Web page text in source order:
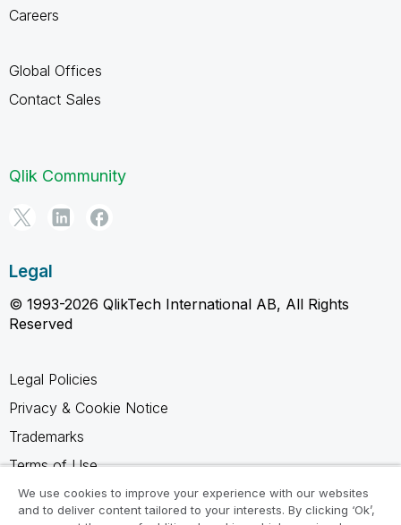
Careers
Global Offices
Contact Sales
Qlik Community
Legal
© 1993-2026 QlikTech International AB, All Rights
Reserved
Legal Policies
Privacy & Cookie Notice
Trademarks
Terms of Use
Legal Agreements
We use cookies to improve your experience with our websites
and to deliver content tailored to your interests. By clicking ‘Ok’,